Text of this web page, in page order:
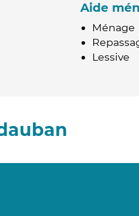
Aide
Ménage
Lessive